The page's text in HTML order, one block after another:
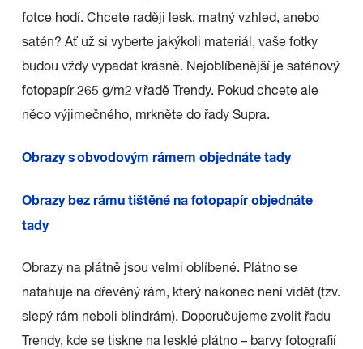
fotce hodí. Chcete raději lesk, matný vzhled, anebo
satén? Ať už si vyberte jakýkoli materiál, vaše fotky
budou vždy vypadat krásně. Nejoblíbenější je saténový
fotopapír 265 g/m2 v řadě Trendy. Pokud chcete ale
něco výjimečného, mrkněte do řady Supra.
Obrazy s obvodovým rámem objednáte tady
Obrazy bez rámu tištěné na fotopapír objednáte
tady
Obrazy na plátně jsou velmi oblíbené. Plátno se
natahuje na dřevěný rám, který nakonec není vidět (tzv.
slepý rám neboli blindrám). Doporučujeme zvolit řadu
Trendy, kde se tiskne na lesklé plátno – barvy fotografií